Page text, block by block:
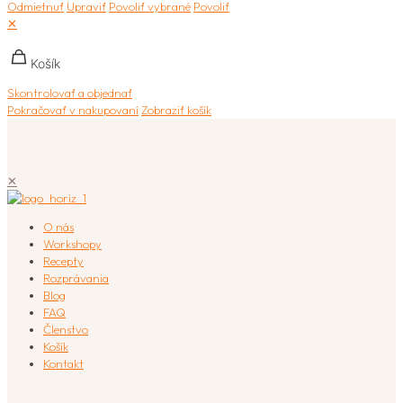
Odmietnuť Upraviť Povoliť vybrané Povoliť
✕
Košík
Skontrolovať a objednať
Pokračovať v nakupovaní Zobraziť košík
✕
O nás
Workshopy
Recepty
Rozprávania
Blog
FAQ
Členstvo
Košík
Kontakt